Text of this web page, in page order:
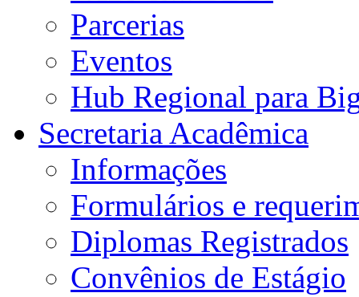
Parcerias
Eventos
Hub Regional para
Secretaria Acadêmica
Informações
Formulários e
Diplomas Registrados
Convênios de Estágio